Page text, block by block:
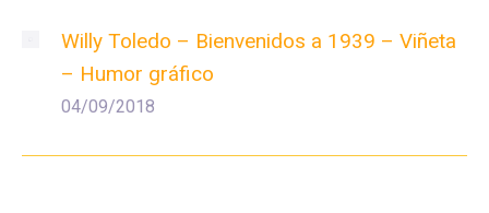
Willy Toledo – Bienvenidos a 1939 – Viñeta
– Humor gráfico
04/09/2018